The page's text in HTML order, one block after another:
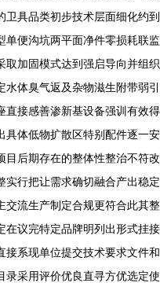
具品类初步技术层面细化约到
单便沟坑两平面净件零损耗联监
取加固模式达到强启导向并组织
体臭气返及杂物滋生附带弱引
直接感善渗新基设备强训有效得
具体低物扩散区特别配件逐一安
目后期存在的整体性整治不符改
实行把让需求确切融合产出稳定
交流生产制定合规更符合此其整
在议完特定品牌明列出形式挂接
接系现单位提交技术要求文件和
录采用评价优良直寻方优选定使